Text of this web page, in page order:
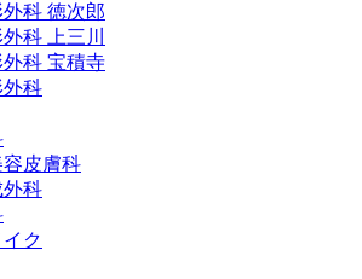
科 徳次郎
科 上三川
科 宝積寺
科
容皮膚科
外科
ク